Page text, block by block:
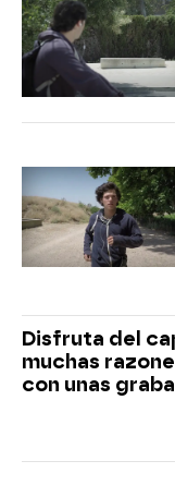
Disfruta del
muchas
con unas